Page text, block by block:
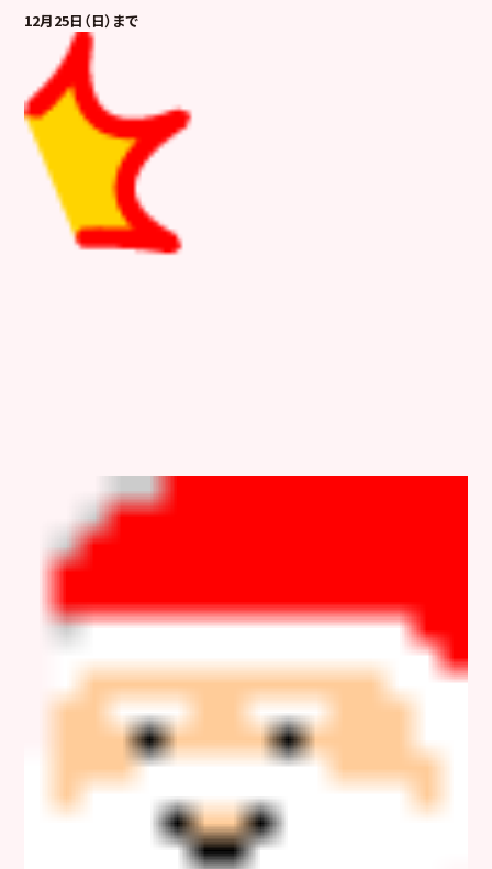
12月25日（日）まで